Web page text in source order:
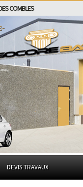
COMBLES
DEVIS TRAVAUX